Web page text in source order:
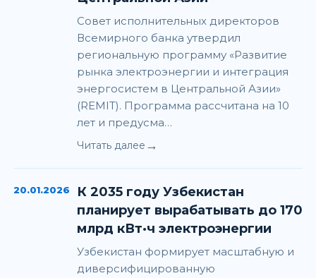
Совет исполнительных директоров
Всемирного банка утвердил
региональную программу «Развитие
рынка электроэнергии и интеграция
энергосистем в Центральной Азии»
(REMIT). Программа рассчитана на 10
лет и предусма…
Читать далее →
20.01.2026
К 2035 году Узбекистан
планирует вырабатывать до 170
млрд кВт·ч электроэнергии
Узбекистан формирует масштабную и
диверсифицированную